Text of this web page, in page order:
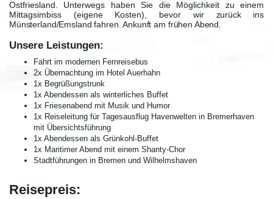
Ostfriesland. Unterwegs haben Sie die Möglichkeit zu einem
Mittagsimbiss (eigene Kosten), bevor wir zurück ins
Münsterland/Emsland fahren. Ankunft am frühen Abend.
Unsere Leistungen:
Fahrt im modernen Fernreisebus
2x Übernachtung im Hotel Auerhahn
1x Begrüßungstrunk
1x Abendessen als winterliches Buffet
1x Friesenabend mit Musik und Humor
1x Reiseleitung für Tagesausflug Havenwelten in Bremerhaven
mit Übersichtsführung
1x Abendessen als Grünkohl-Buffet
1x Maritimer Abend mit einem Shanty-Chor
Stadtführungen in Bremen und Wilhelmshaven
Reisepreis: